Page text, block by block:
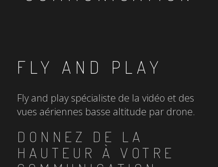
FLY AND PLAY
Fly and play spécialiste de la vidéo et des
vues aériennes basse altitude par drone.
DONNEZ DE LA
HAUTEUR À VOTRE